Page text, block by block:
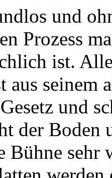
und
Prozess
ist.
aus seinem
und
der Boden
Bühne